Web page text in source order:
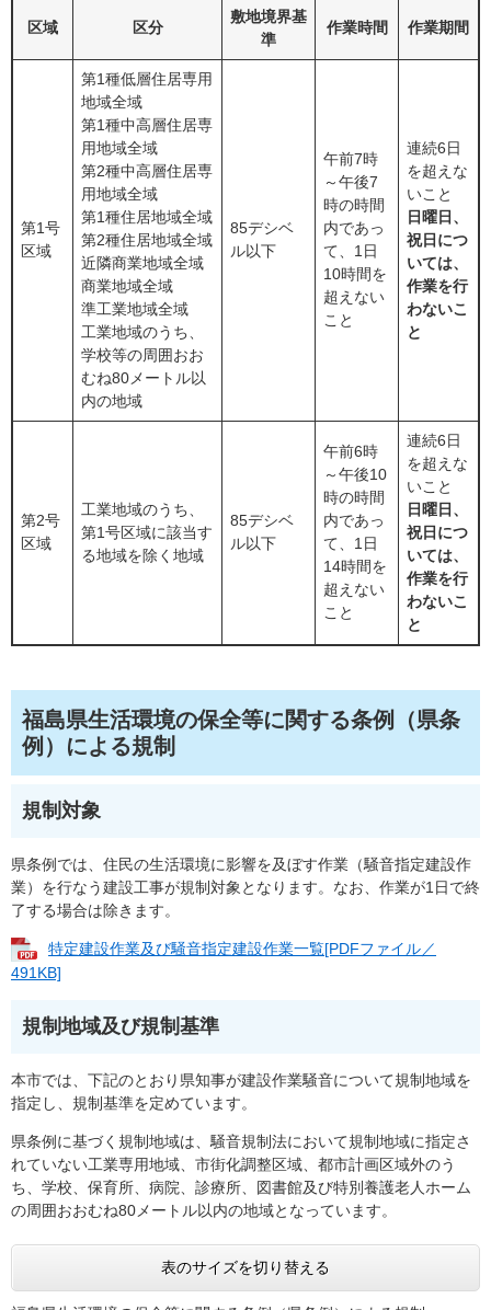
区域 区分
敷地境界基
準
作業時間 作業期間
第1号
区域
第1種低層住居専用
地域全域
第1種中高層住居専
用地域全域
第2種中高層住居専
用地域全域
第1種住居地域全域
第2種住居地域全域
近隣商業地域全域
商業地域全域
準工業地域全域
工業地域のうち、
学校等の周囲おお
むね80メートル以
内の地域
85デシベ
ル以下
午前7時
～午後7
時の時間
内であっ
て、1日
10時間を
超えない
こと
連続6日
を超えな
いこと
日曜日、
祝日につ
いては、
作業を行
わないこ
と
第2号
区域
工業地域のうち、
第1号区域に該当す
る地域を除く地域
85デシベ
ル以下
午前6時
～午後10
時の時間
内であっ
て、1日
14時間を
超えない
こと
連続6日
を超えな
いこと
日曜日、
祝日につ
いては、
作業を行
わないこ
と
福島県生活環境の保全等に関する条例（県条
例）による規制
規制対象
県条例では、住民の生活環境に影響を及ぼす作業（騒音指定建設作
業）を行なう建設工事が規制対象となります。なお、作業が1日で終
了する場合は除きます。
特定建設作業及び騒音指定建設作業一覧[PDFファイル／
491KB]
規制地域及び規制基準
本市では、下記のとおり県知事が建設作業騒音について規制地域を
指定し、規制基準を定めています。
県条例に基づく規制地域は、騒音規制法において規制地域に指定さ
れていない工業専用地域、市街化調整区域、都市計画区域外のう
ち、学校、保育所、病院、診療所、図書館及び特別養護老人ホーム
の周囲おおむね80メートル以内の地域となっています。
表のサイズを切り替える